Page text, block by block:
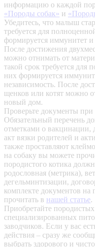
информацию о каждой
«Породы собак» и
Убедитесь, что малыш
требуется для
формируется иммунитет и
После достижения
можно отнимать от
такой срок требуется
них формируется
независимость. После
щенков или котят можно
новый дом.
Проверьте документы
Обязательный перечень
отметками о вакцинации,
акт вязки родителей и
также проставляют
на собаку вы можете
породистого котика
родословная (метрика),
дегельминтизации,
комплекте документов
прочитать в нашей статье.
Приобретайте
специализированных
заводчиков. Если у вас
действия – сразу же
выбрать здорового и